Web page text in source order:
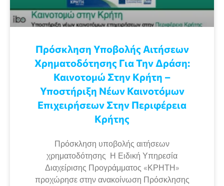
Πρόσκληση Υποβολής Αιτήσεων
Χρηματοδότησης Για Την Δράση:
Καινοτομώ Στην Κρήτη –
Υποστήριξη Νέων Καινοτόμων
Επιχειρήσεων Στην Περιφέρεια
Κρήτης
Πρόσκληση υποβολής αιτήσεων
χρηματοδότησης Η Ειδική Υπηρεσία
Διαχείρισης Προγράμματος «ΚΡΗΤΗ»
προχώρησε στην ανακοίνωση Πρόσκλησης